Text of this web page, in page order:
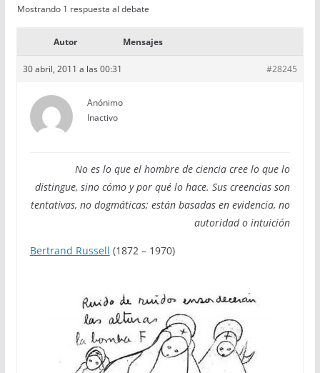
Mostrando 1 respuesta al debate
Autor Mensajes
30 abril, 2011 a las 00:31 #28245
Anónimo
Inactivo
No es lo que el hombre de ciencia cree lo que lo
distingue, sino cómo y por qué lo hace. Sus creencias son
tentativas, no dogmáticas; están basadas en evidencia, no
autoridad o intuición
Bertrand Russell (1872 – 1970)